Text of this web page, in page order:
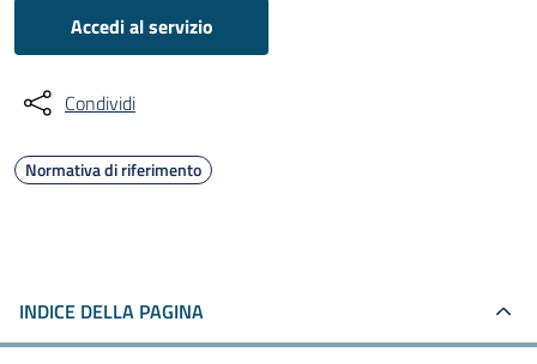
Accedi al servizio
Condividi
Normativa di riferimento
INDICE DELLA PAGINA